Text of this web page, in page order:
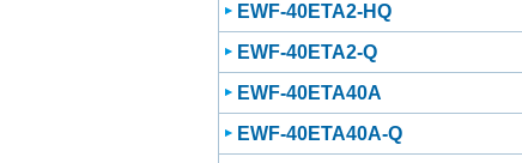
EWF-40ETA2-HQ
EWF-40ETA2-Q
EWF-40ETA40A
EWF-40ETA40A-Q